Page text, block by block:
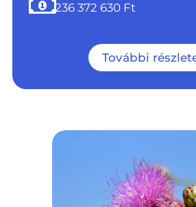
236 372 630 Ft
További